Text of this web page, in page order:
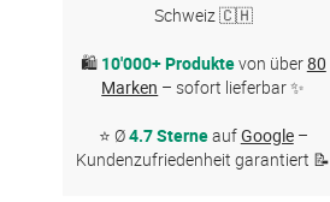
Resilience Multi-Effect
Revitalizing Supreme+
Puder
Schweiz 🇨🇭
🛍 10'000+ Produktevon über80
Marken – sofort lieferbar ✨
⭐ Ø4.7 SterneaufGoogle–
Kundenzufriedenheit garantiert 📝